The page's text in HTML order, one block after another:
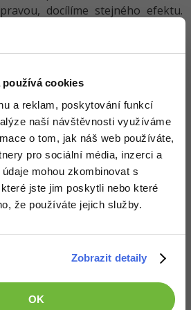
používá cookies
a reklam, poskytování funkcí
naší návštěvnosti využíváme
o tom, jak náš web používáte,
pro sociální média, inzerci a
mohou zkombinovat s
jste jim poskytli nebo které
že používáte jejich služby.
Zobrazit detaily
OK
docílíme stejného efektu.
dát pozor na hlavičkové buňky
buněk a nulové vzdálenosti
separate;
0px;
dolních rámečků*/
rámečku posledním buňkám (td,
):not(tbody) tr
:last-
tbody:last-child tr:last-
tbody:last-child
:last-